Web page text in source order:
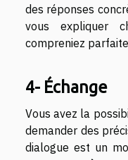
des réponses
vous expliquer
compreniez
4- Échange
Vous avez la
demander des
dialogue est un